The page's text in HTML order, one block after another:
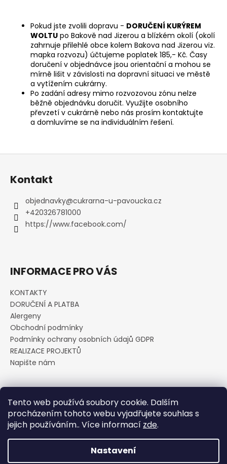
Tento web používá soubory cookie. Dalším
procházením tohoto webu vyjadřujete souhlas s
jejich používáním.. Více informací zde.
Nastavení
Pokud jste zvolili dopravu - DORUČENÍ KURÝREM
WOLTU po Bakově nad Jizerou a blízkém okolí (okolí
zahrnuje přilehlé obce kolem Bakova nad Jizerou viz.
mapka rozvozu) účtujeme poplatek 185,- Kč. Časy
doručení v objednávce jsou orientační a mohou se
mírně lišit v závislosti na dopravní situaci ve městě
a vytížením cukrárny.
Po zadání adresy mimo rozvozovou zónu nelze
běžně objednávku doručit. Využijte osobního
převzetí v cukrárně nebo nás prosím kontaktujte
a domluvíme se na individuálním řešení.
Z
Kontakt
objednavky@cukrarna-u-pavoucka.cz
+420326781000
https://www.facebook.com/
INFORMACE PRO VÁS
KONTAKTY
DORUČENÍ A PLATBA
Alergeny
Obchodní podmínky
Podmínky ochrany osobních údajů GDPR
REALIZACE PROJEKTŮ
Napište nám
Přijímáme online platby